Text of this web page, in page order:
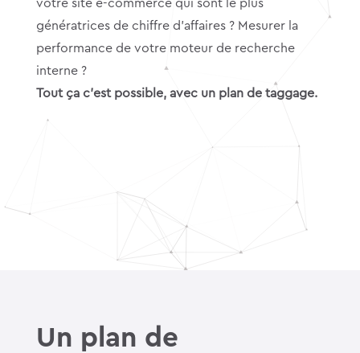
votre site e-commerce qui sont le plus
génératrices de chiffre d’affaires ? Mesurer la
performance de votre moteur de recherche
interne ?
Tout ça c’est possible, avec un plan de taggage.
Un plan de